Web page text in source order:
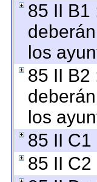
85 II B1
los
85 II B2
los
85 II
85 II